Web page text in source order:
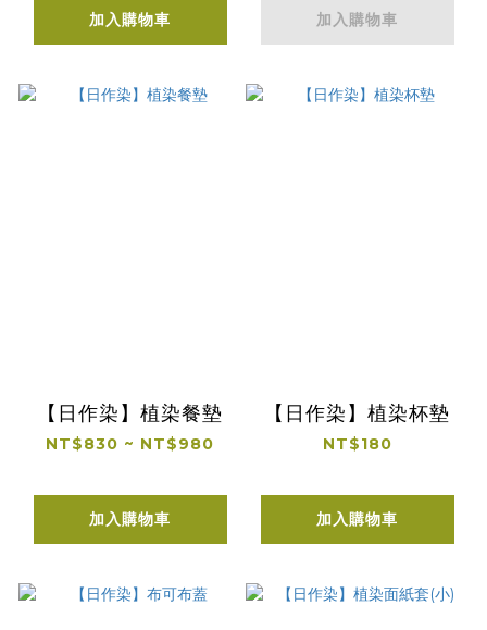
加入購物車 加入購物車
【日作染】植染餐墊
NT$830 ~ NT$980
加入購物車
【日作染】植染杯墊
NT$180
加入購物車